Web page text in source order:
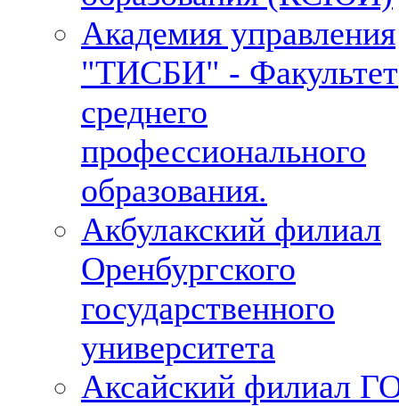
Академия управления
"ТИСБИ" - Факультет
среднего
профессионального
образования.
Акбулакский филиал
Оренбургского
государственного
университета
Аксайский филиал